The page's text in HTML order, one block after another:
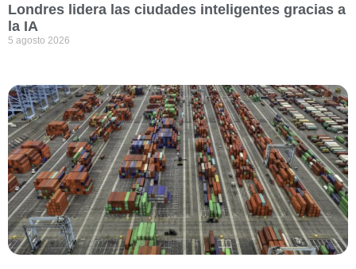
Londres lidera las ciudades inteligentes gracias a
la IA
5 agosto 2026